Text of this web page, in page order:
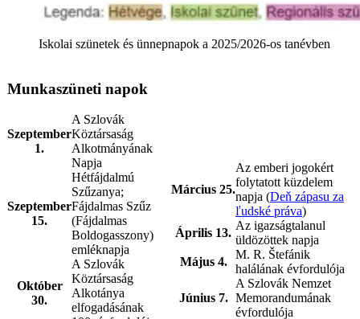
Iskolai szünetek és ünnepnapok a 2025/2026-os tanévben
Munkaszüneti napok
Szeptember
1.
A Szlovák
Köztársaság
Alkotmányának
Napja
Szeptember
15.
Hétfájdalmú
Szűzanya;
Fájdalmas Szűz
(Fájdalmas
Boldogasszony)
emléknapja
Október
30.
A Szlovák
Köztársaság
Alkotánya
elfogadásának
Március 25.
Az emberi jogokért
folytatott küzdelem
napja (Deň zápasu za
ľudské práva)
Április 13.
Az igazságtalanul
üldözöttek napja
Május 4.
M. R. Štefánik
halálának évfordulója
Június 7.
A Szlovák Nemzet
Memorandumának
évfordulója